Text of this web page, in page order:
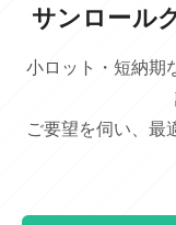
サンロール
小ロット・短納期
ご要望を伺い、最